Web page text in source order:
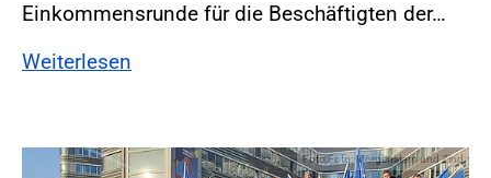
Einkommensrunde für die Beschäftigten der…
Weiterlesen
Foto:Foto: Morgenstern und Zind